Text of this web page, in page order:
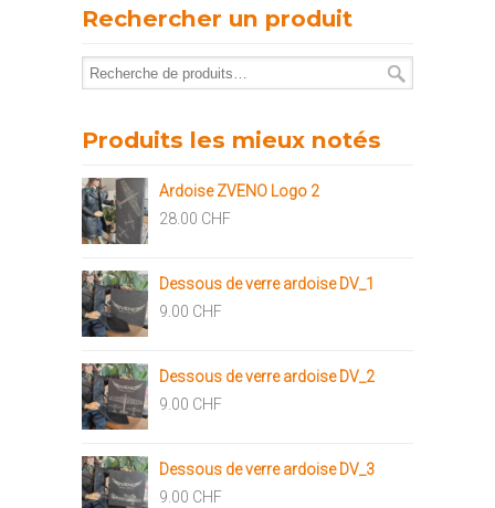
Rechercher un produit
Produits les mieux notés
Ardoise ZVENO Logo 2
28.00 CHF
Dessous de verre ardoise DV_1
9.00 CHF
Dessous de verre ardoise DV_2
9.00 CHF
Dessous de verre ardoise DV_3
9.00 CHF